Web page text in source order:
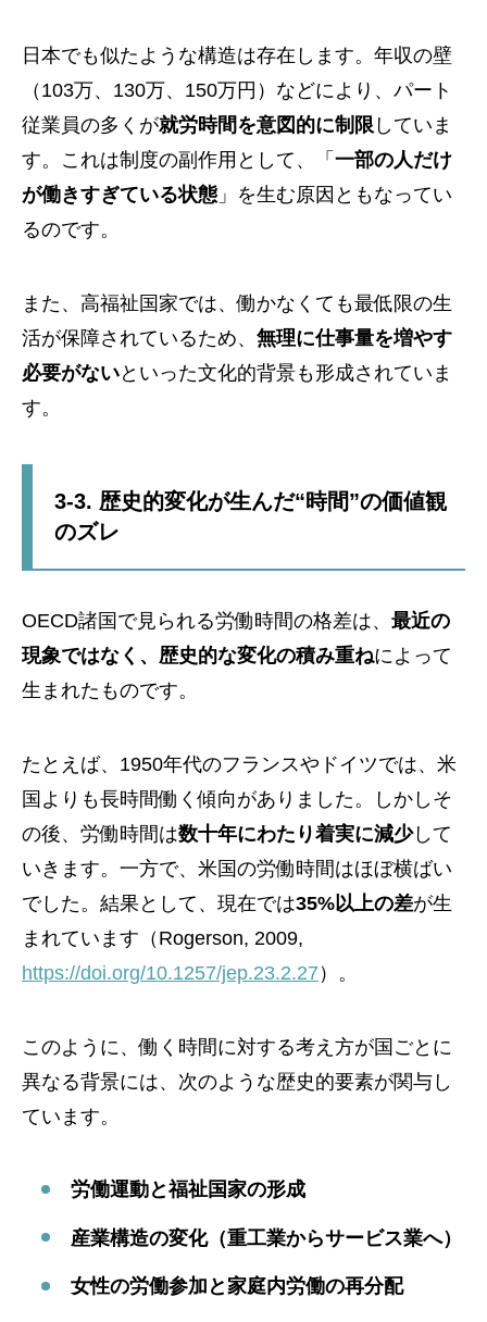
日本でも似たような構造は存在します。年収の壁
（103万、130万、150万円）などにより、パート
従業員の多くが就労時間を意図的に制限 していま
す。これは制度の副作用として、「 一部の人だけ
が働きすぎている状態 」を生む原因ともなってい
るのです。
また、高福祉国家では、働かなくても最低限の生
活が保障されているため、 無理に仕事量を増やす
必要がないといった文化的背景も形成されていま
す。
3-3. 歴史的変化が生んだ“時間”の価値観
のズレ
OECD諸国で見られる労働時間の格差は、 最近の
現象ではなく、歴史的な変化の積み重ねによって
生まれたものです。
たとえば、1950年代のフランスやドイツでは、米
国よりも長時間働く傾向がありました。しかしそ
の後、労働時間は数十年にわたり着実に減少して
いきます。一方で、米国の労働時間はほぼ横ばい
でした。結果として、現在では35%以上の差が生
まれています（Rogerson, 2009,
https://doi.org/10.1257/jep.23.2.27 ）。
このように、働く時間に対する考え方が国ごとに
異なる背景には、次のような歴史的要素が関与し
ています。
労働運動と福祉国家の形成
産業構造の変化（重工業からサービス業へ）
女性の労働参加と家庭内労働の再分配